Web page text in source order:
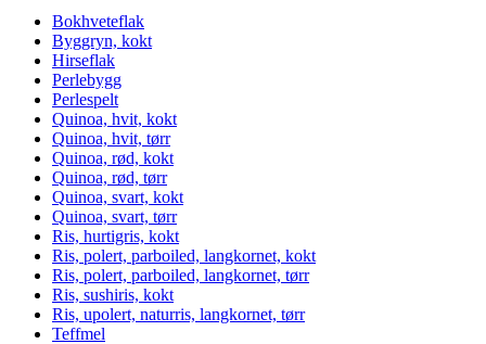
Bokhveteflak
Byggryn, kokt
Hirseflak
Perlebygg
Perlespelt
Quinoa, hvit, kokt
Quinoa, hvit, tørr
Quinoa, rød, kokt
Quinoa, rød, tørr
Quinoa, svart, kokt
Quinoa, svart, tørr
Ris, hurtigris, kokt
Ris, polert, parboiled, langkornet, kokt
Ris, polert, parboiled, langkornet, tørr
Ris, sushiris, kokt
Ris, upolert, naturris, langkornet, tørr
Teffmel